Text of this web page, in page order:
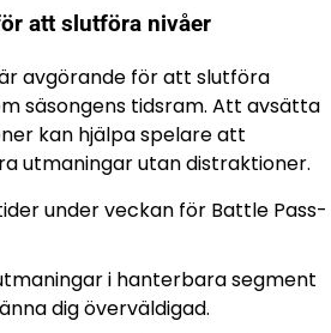
att slutföra nivåer
avgörande för att slutföra
säsongens tidsram. Att avsätta
kan hjälpa spelare att
utmaningar utan distraktioner.
under veckan för Battle Pass-
i hanterbara segment
dig överväldigad.